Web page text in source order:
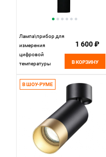
Лампа\прибор для
измерения
цифровой
температуры
1 600 ₽
В КОРЗИНУ
В ШОУ-РУМЕ